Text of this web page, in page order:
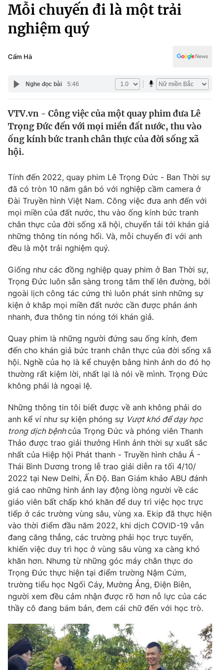
Chính trị
Xã hội
Pháp luật
Y tế
Thế giới
Tin tức
Thế giới đó đây
Câu chuyện quốc tế
Kinh tế
Thị trường
Góc doanh nghiệp
Dữ liệu và đời sống
Truyền hình
Phim VTV
Hậu trường
Khán giả
Giải sao mai
Giải trí
Điện ảnh
Âm nhạc
Sao
Du lịch
Làm đẹp
Chất lượng cuộc sống
Giáo dục
Tuyển sinh
Công nghệ
Hitech Công nghệ tương lai
Sản phẩm
Thị trường
Giao lưu trực tuyến
Lịch phát sóng
Chuyên mục khác
Emagazine Podcast
Photo Infographic
Video Shorts video
VTV Money VTV Thể thao
VTV Sức khoẻ Bất động sản
Thị trường 24h Tấm lòng Việt
VTV4 Vươn mình bằng AI
VTV9 VTV8
Liên hệ tòa soạn English
Truyền hình
Văn hóa - Giải trí
Y tế
Mỗi chuyến đi là một trải
nghiệm quý
Cẩm Hà
Nghe đọc bài 5:46
VTV.vn - Công việc của một quay phim đưa Lê
Trọng Đức đến với mọi miền đất nước, thu vào
ống kính bức tranh chân thực của đời sống xã
hội.
Tính đến 2022, quay phim Lê Trọng Đức - Ban Thời sự
đã có tròn 10 năm gắn bó với nghiệp cầm camera ở
Đài Truyền hình Việt Nam. Công việc đưa anh đến với
mọi miền của đất nước, thu vào ống kính bức tranh
chân thực của đời sống xã hội, chuyển tải tới khán giả
những thông tin nóng hổi. Và, mỗi chuyến đi với anh
đều là một trải nghiệm quý.
Giống như các đồng nghiệp quay phim ở Ban Thời sự,
Trọng Đức luôn sẵn sàng trong tâm thế lên đường, bởi
ngoài lịch công tác cứng thì luôn phát sinh những sự
kiện ở khắp mọi miền đất nước cần được phản ánh
nhanh, đưa thông tin nóng tới khán giả.
Quay phim là những người đứng sau ống kính, đem
đến cho khán giả bức tranh chân thực của đời sống xã
hội. Nghề của họ là kể chuyện bằng hình ảnh do đó họ
thường rất kiệm lời, nhất lại là nói về mình. Trọng Đức
không phải là ngoại lệ.
Những thông tin tôi biết được về anh không phải do
anh kể ví như sự kiện phóng sự Vượt khó để dạy học
trong dịch bệnhcủa Trọng Đức và phóng viên Thanh
Thảo được trao giải thưởng Hình ảnh thời sự xuất sắc
nhất của Hiệp hội Phát thanh - Truyền hình châu Á -
Thái Bình Dương trong lễ trao giải diễn ra tối 4/10/
2022 tại New Delhi, Ấn Độ. Ban Giám khảo ABU đánh
giá cao những hình ảnh lay động lòng người về các
giáo viên bất chấp khó khăn để duy trì việc học trực
tiếp ở các trường vùng sâu, vùng xa. Ekip đã thực hiện
vào thời điểm đầu năm 2022, khi dịch COVID-19 vẫn
đang căng thẳng, các trường phải học trực tuyến,
khiến việc duy trì học ở vùng sâu vùng xa càng khó
khăn hơn. Nhưng từ những góc máy chân thực do
Trọng Đức thực hiện tại điểm trường Nậm Cứm,
trường tiểu học Ngối Cáy, Mường Ảng, Điện Biên,
người xem đều cảm nhận được rõ hơn nỗ lực của các
thầy cô đang bám bản, đem cái chữ đến với học trò.